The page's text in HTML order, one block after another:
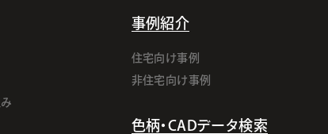
事例紹介
住宅向け事例
非住宅向け事例
色柄・CADデータ検索